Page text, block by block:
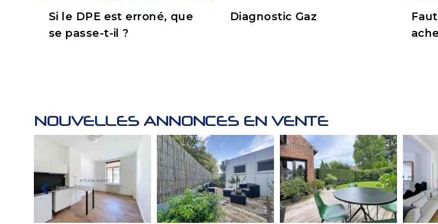
Si le DPE est erroné, que
se passe-t-il ?
Diagnostic Gaz
NOUVELLES ANNONCES EN VENTE